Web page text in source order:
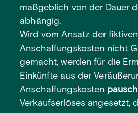
maßgeblich von der Dauer
abhängig.
Wird vom Ansatz der fiktiven
Anschaffungskosten nicht
gemacht, werden für die
Einkünfte aus der
Anschaffungskosten
Verkaufserlöses angesetzt,